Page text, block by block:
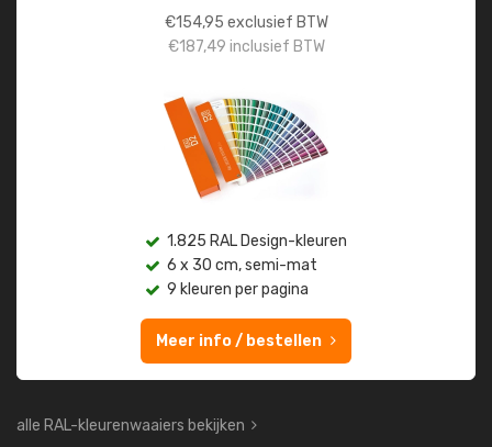
€154,95 exclusief BTW
€187,49 inclusief BTW
1.825 RAL Design-kleuren
6 x 30 cm, semi-mat
9 kleuren per pagina
Meer info / bestellen
alle RAL-kleurenwaaiers bekijken